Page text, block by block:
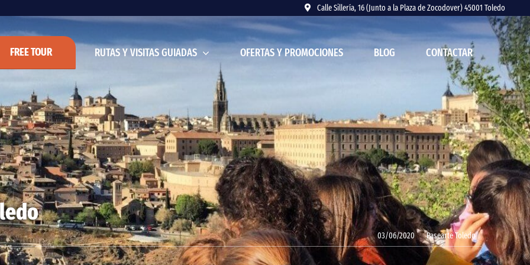
Calle Sillería, 16 (Junto a la Plaza de Zocodover) 45001 Toledo
FREE TOUR RUTAS Y VISITAS GUIADAS OFERTAS Y PROMOCIONES BLOG CONTACTAR
03/06/2020 Pasearte Toledo